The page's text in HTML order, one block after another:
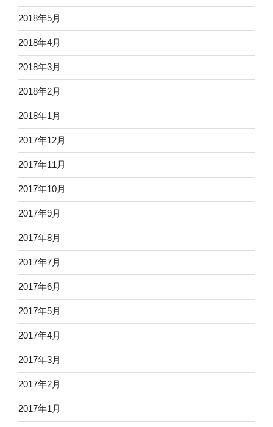
2018年5月
2018年4月
2018年3月
2018年2月
2018年1月
2017年12月
2017年11月
2017年10月
2017年9月
2017年8月
2017年7月
2017年6月
2017年5月
2017年4月
2017年3月
2017年2月
2017年1月